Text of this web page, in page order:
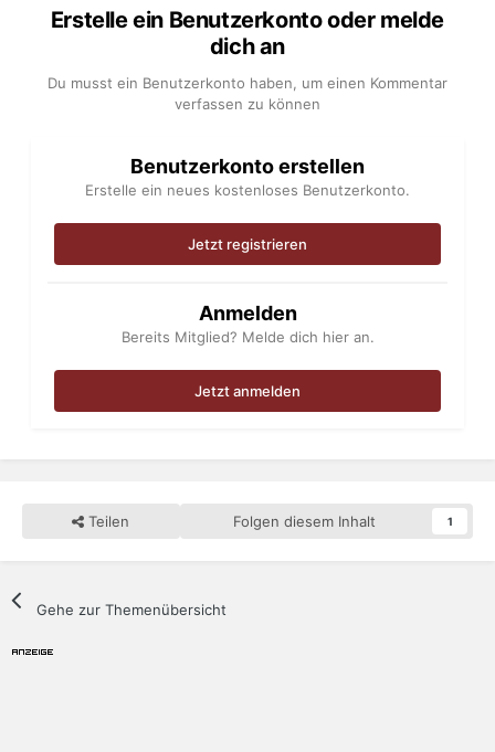
Erstelle ein Benutzerkonto oder melde
dich an
Du musst ein Benutzerkonto haben, um einen Kommentar
verfassen zu können
Benutzerkonto erstellen
Erstelle ein neues kostenloses Benutzerkonto.
Jetzt registrieren
Anmelden
Bereits Mitglied? Melde dich hier an.
Jetzt anmelden
Teilen Folgen diesem Inhalt 1
Gehe zur Themenübersicht